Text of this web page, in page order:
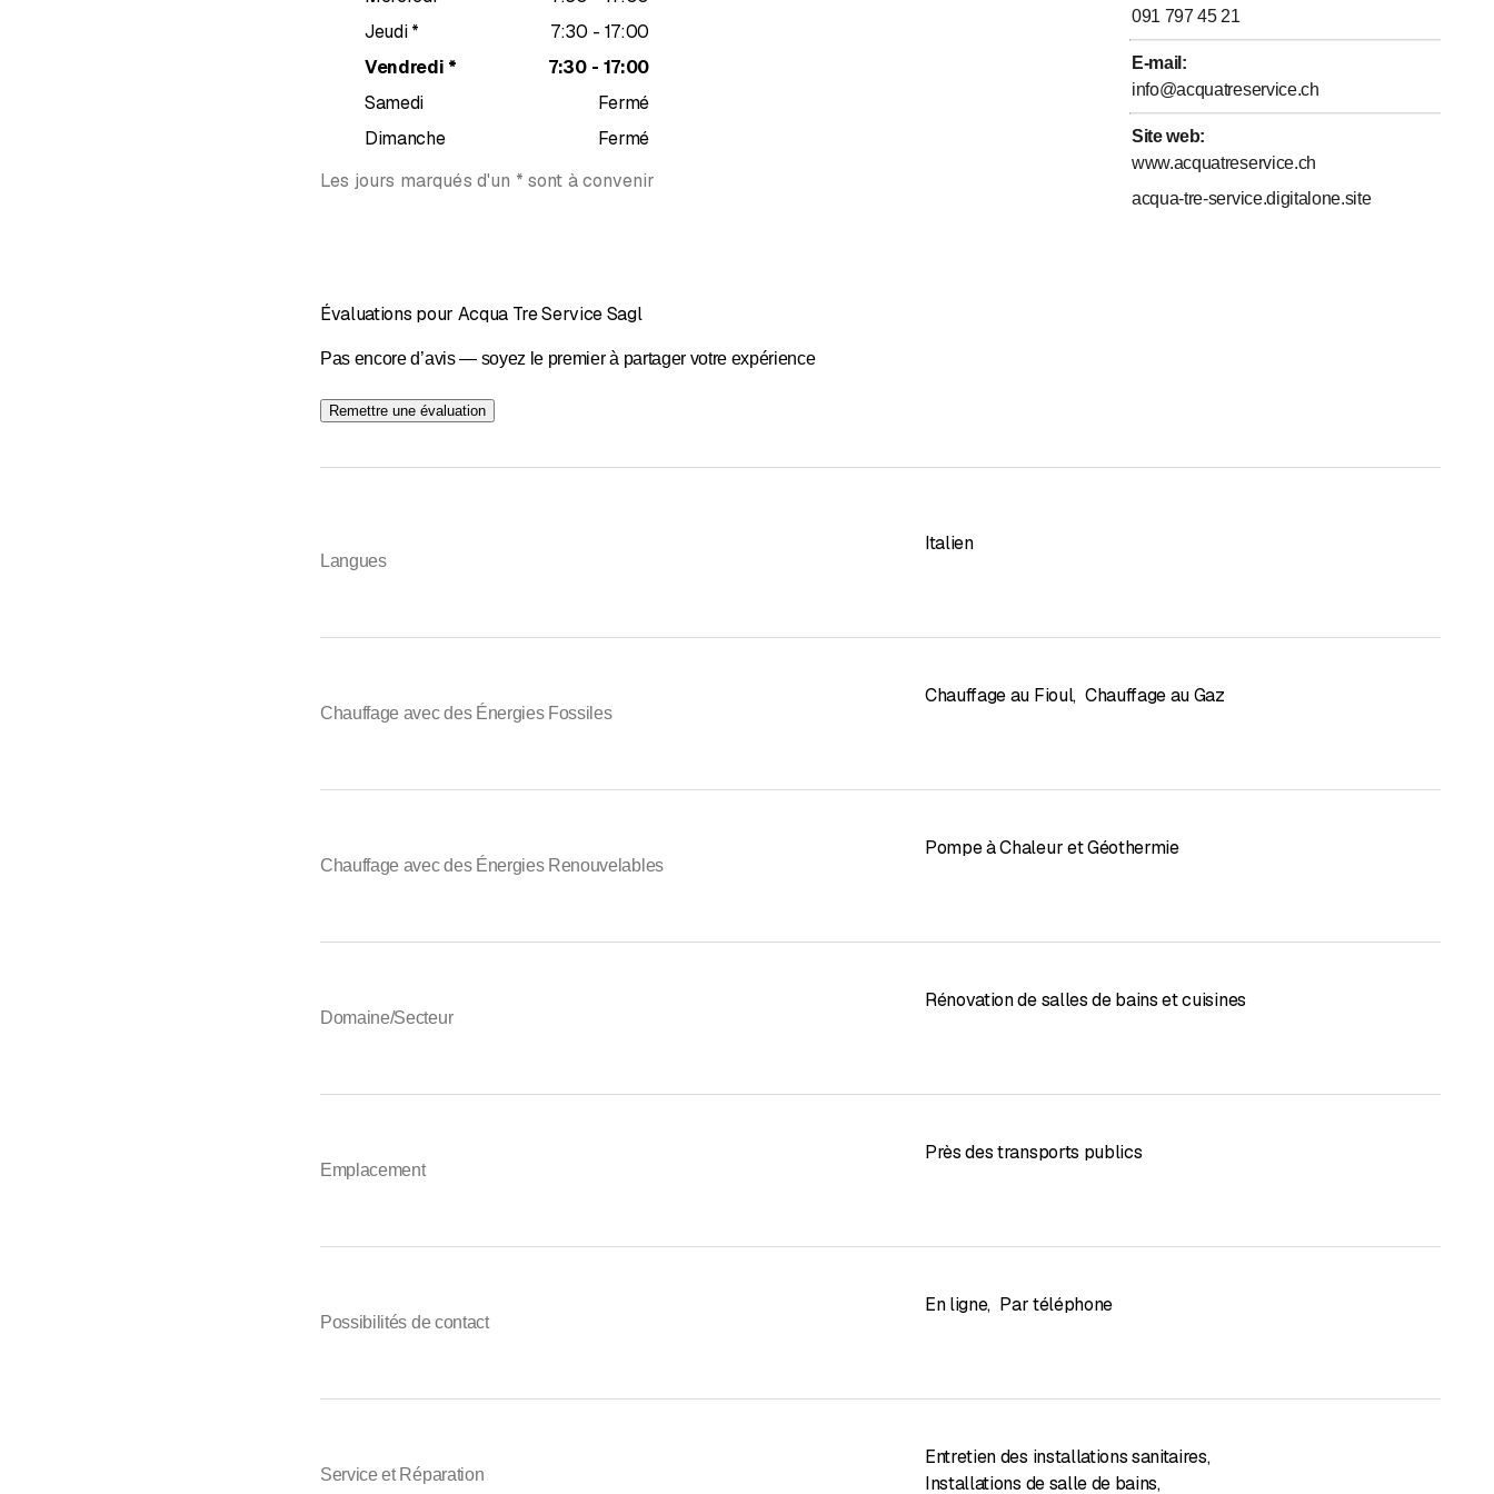
Jeudi* 7:30 - jusqu’à
17:00
Vendredi * 7:30 - jusqu’à
17:00
Samedi
Fermé
Dimanche
Fermé
Les jours marqués d'un * sont à convenir
091 797 45 21
E-mail :
info@acquatreservice.ch
Site web:
www.acquatreservice.ch
acqua-tre-service.digitalone.site
Évaluations pour Acqua Tre Service Sagl
Pas encore d’avis — soyez le premier à partager votre expérience
Remettre une évaluation
Langues
Italien
Chauffage avec des Énergies Fossiles
Chauffage au Fioul, Chauffage au Gaz
Chauffage avec des Énergies Renouvelables
Pompe à Chaleur et Géothermie
Domaine/Secteur
Rénovation de salles de bains et cuisines
Emplacement
Près des transports publics
Possibilités de contact
En ligne, Par téléphone
Service et Réparation
Entretien des installations sanitaires,
Installations de salle de bains,